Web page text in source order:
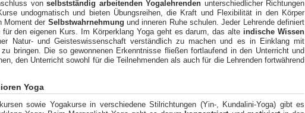
vonselbstständig arbeitenden Yogalehrenden unterschiedlicher Richtungen
undogmatisch und bieten Übungsreihen, die Kraft und Flexibilität in den Körper
Moment der Selbstwahrnehmungund inneren Ruhe schulen. Jeder Lehrende definiert
den eigenen Kurs. Im Körperklang Yoga geht es darum, das alte indische Wissen
Natur- und Geisteswissenschaft verständlich zu machen und es in Einklang mit
bringen. Die so gewonnenen Erkenntnisse fließen fortlaufend in den Unterricht und
den Unterricht sowohl für die Teilnehmenden als auch für die Lehrenden fortwährend
Yoga
sowie Yogakurse in verschiedene Stilrichtungen (Yin-, Kundalini-Yoga) gibt es